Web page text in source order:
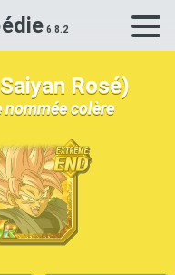
une carte Dokkan
Rosé)
colère